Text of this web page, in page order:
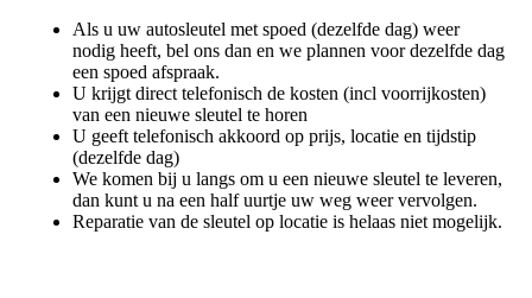
Als u uw autosleutel met spoed (dezelfde dag) weer
nodig heeft, bel ons dan en we plannen voor dezelfde dag
een spoed afspraak.
U krijgt direct telefonisch de kosten (incl voorrijkosten)
van een nieuwe sleutel te horen
U geeft telefonisch akkoord op prijs, locatie en tijdstip
(dezelfde dag)
We komen bij u langs om u een nieuwe sleutel te leveren,
dan kunt u na een half uurtje uw weg weer vervolgen.
Reparatie van de sleutel op locatie is helaas niet mogelijk.